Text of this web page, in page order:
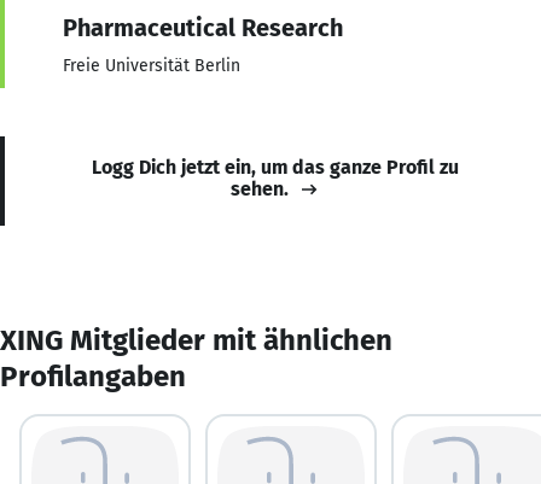
Pharmaceutical Research
Freie Universität Berlin
Logg Dich jetzt ein, um das ganze Profil zu
sehen.
XING Mitglieder mit ähnlichen
Profilangaben